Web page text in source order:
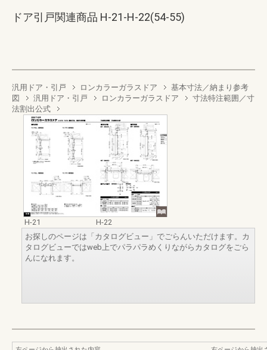
ドア引戸関連商品 H-21-H-22(54-55)
汎用ドア・引戸 ロンカラーガラスドア
基本寸法／納まり参考
図
汎用ドア・引戸 ロンカラーガラスドア
寸法特注範囲／寸
法割出公式
H-21
H-22
お探しのページは「カタログビュー」でごらんいただけます。カ
タログビューではweb上でパラパラめくりながらカタログをごら
んになれます。